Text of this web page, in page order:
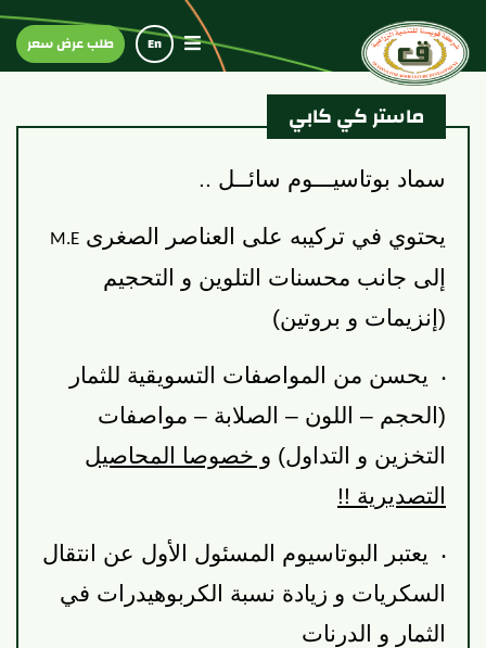
En طلب عرض سعر
ماستر كي كابي
سماد بوتاسيـــوم سائــل ..
يحتوي في تركيبه على العناصر الصغرى M.E
إلى جانب محسنات التلوين و التحجيم
(إنزيمات و بروتين)
· يحسن من المواصفات التسويقية للثمار
(الحجم – اللون – الصلابة – مواصفات
التخزين و التداول) و خصوصا المحاصيل
التصديرية !!
· يعتبر البوتاسيوم المسئول الأول عن انتقال
السكريات و زيادة نسبة الكربوهيدرات في
الثمار و الدرنات